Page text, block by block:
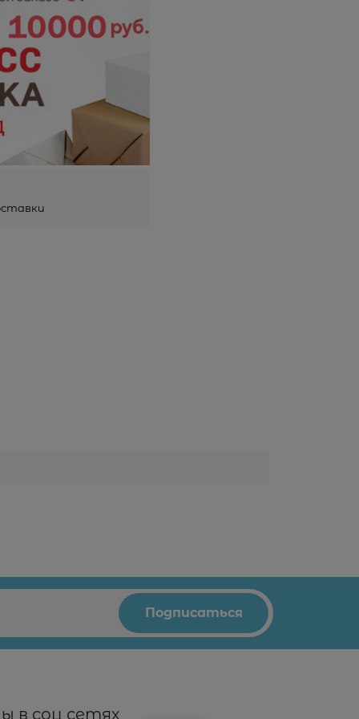
в соц сетях